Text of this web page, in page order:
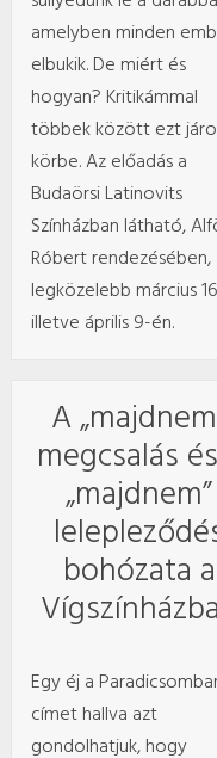
amelyben minden
elbukik. De miért és
hogyan? Kritikámmal
többek között ezt
körbe. Az előadás a
Budaörsi Latinovits
Színházban látható,
Róbert rendezésében,
legközelebb március
illetve április 9-én.
A
megcsalás
„majdnem”
bohózata a
Egy éj a
címet hallva azt
gondolhatjuk, hogy